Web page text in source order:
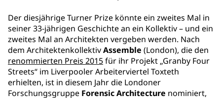
Der diesjährige Turner Prize könnte ein zweites Mal in
seiner 33-jährigen Geschichte an ein Kollektiv – und ein
zweites Mal an Architekten vergeben werden. Nach
dem ArchitektenkollektivAssemble (London), die den
renommierten Preis 2015für ihr Projekt „Granby Four
Streets“ im Liverpooler Arbeiterviertel Toxteth
erhielten, ist in diesem Jahr die Londoner
Forschungsgruppe Forensic Architecture nominiert,